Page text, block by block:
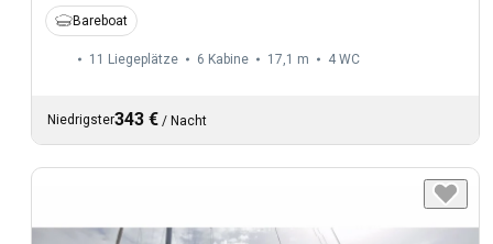
Bareboat
11 Liegeplätze 6 Kabine 17,1 m 4 WC
Niedrigster343 € / Nacht